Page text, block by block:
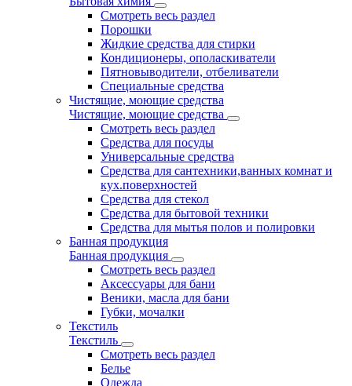
Смотреть весь раздел
Порошки
Жидкие средства для стирки
Кондиционеры, ополаскиватели
Пятновыводители, отбеливатели
Специальные средства
Чистящие, моющие средства
Чистящие, моющие средства
Смотреть весь раздел
Средства для посуды
Универсальные средства
Средства для сантехники,ванных комнат и
кух.поверхностей
Средства для стекол
Средства для бытовой техники
Средства для мытья полов и полировки
Банная продукция
Банная продукция
Смотреть весь раздел
Аксессуары для бани
Веники, масла для бани
Губки, мочалки
Текстиль
Текстиль
Смотреть весь раздел
Белье
Одежда